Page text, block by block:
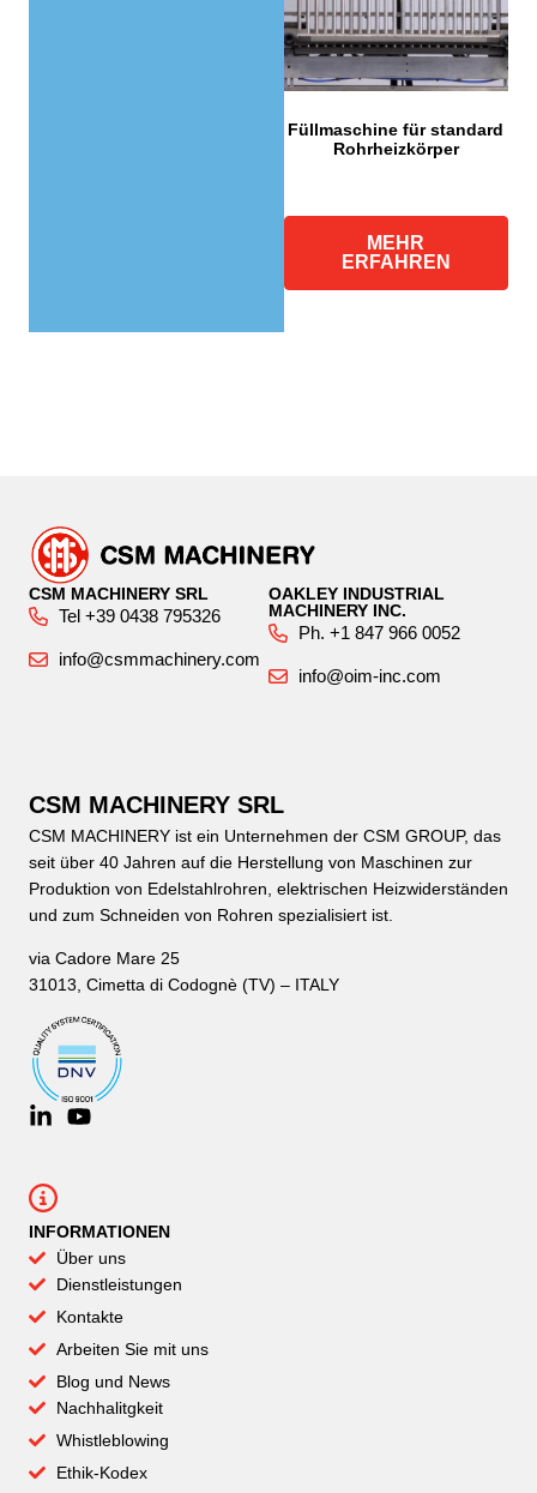
Füllmaschine für standard
Rohrheizkörper
MEHR
ERFAHREN
CSM MACHINERY SRL
Tel +39 0438 795326
info@csmmachinery.com
OAKLEY INDUSTRIAL
MACHINERY INC.
Ph. +1 847 966 0052
info@oim-inc.com
CSM MACHINERY SRL
CSM MACHINERY ist ein Unternehmen der CSM GROUP, das
seit über 40 Jahren auf die Herstellung von Maschinen zur
Produktion von Edelstahlrohren, elektrischen Heizwiderständen
und zum Schneiden von Rohren spezialisiert ist.
via Cadore Mare 25
31013, Cimetta di Codognè (TV) – ITALY
INFORMATIONEN
Über uns
Dienstleistungen
Kontakte
Arbeiten Sie mit uns
Blog und News
Nachhalitgkeit
Whistleblowing
Ethik-Kodex